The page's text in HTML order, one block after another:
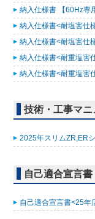
納入仕様書 【60Hz専
納入仕様書<耐塩害仕
納入仕様書<耐塩害仕
納入仕様書<耐重塩害
納入仕様書<耐重塩害
技術・工事マニ
2025年スリムZR,ER
自己適合宣言
自己適合宣言書<25年